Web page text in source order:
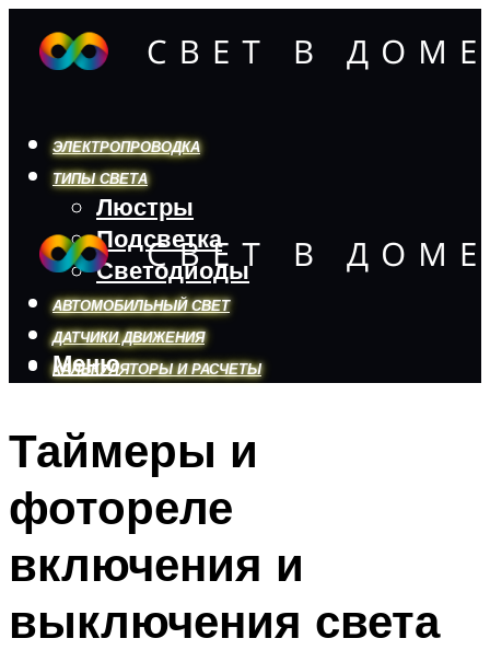
ЭЛЕКТРОПРОВОДКА
ТИПЫ СВЕТА
Люстры
Подсветка
Светодиоды
АВТОМОБИЛЬНЫЙ СВЕТ
ДАТЧИКИ ДВИЖЕНИЯ
КАЛЬКУЛЯТОРЫ И РАСЧЕТЫ
Меню
Меню
Таймеры и
фотореле
включения и
выключения света